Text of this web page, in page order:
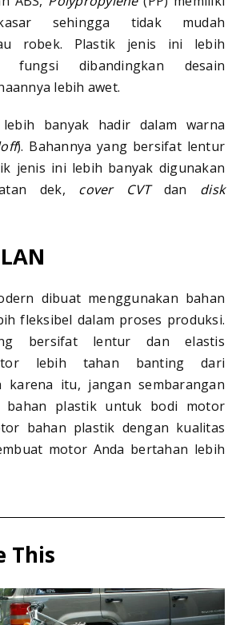
sehingga tidak mudah
robek. Plastik jenis ini lebih
fungsi dibandingkan desain
lebih awet.
banyak hadir dalam warna
). Bahannya yang bersifat lentur
jenis ini lebih banyak digunakan
dek, cover CVTdan disk
dibuat menggunakan bahan
fleksibel dalam proses produksi.
bersifat lentur dan elastis
lebih tahan banting dari
karena itu, jangan sembarangan
bahan plastik untuk bodi motor
bahan plastik dengan kualitas
motor Anda bertahan lebih
This